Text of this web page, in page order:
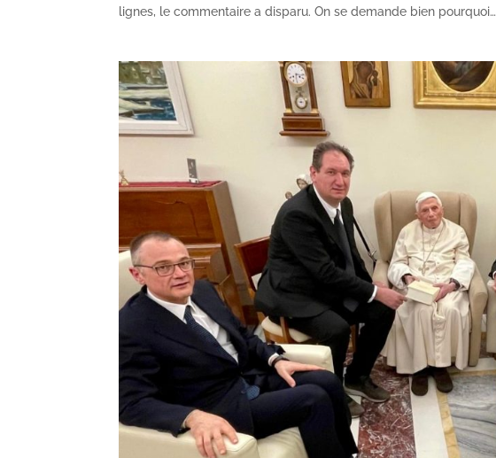
lignes, le commentaire a disparu. On se demande bien pourquoi…